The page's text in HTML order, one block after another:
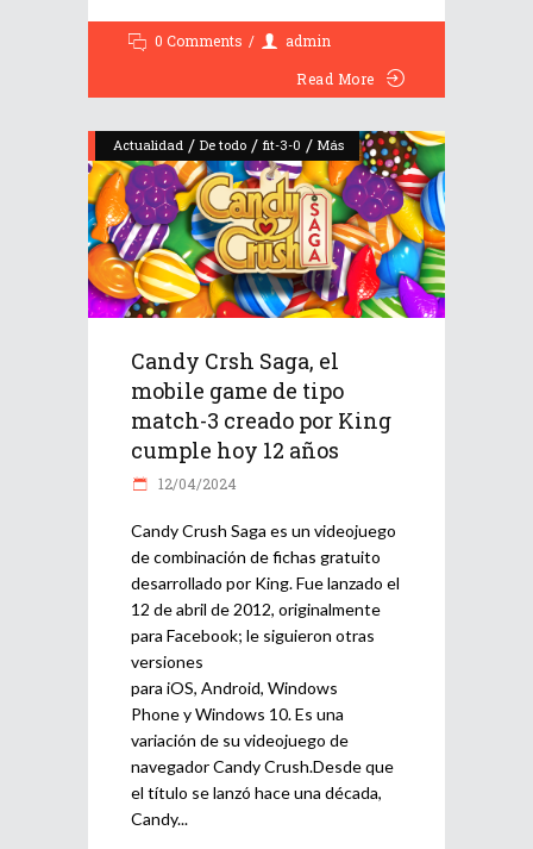
0 Comments
admin
Read More
Actualidad / De todo / fit-3-0 / Más
Candy Crsh Saga, el
mobile game de tipo
match-3 creado por King
cumple hoy 12 años
12/04/2024
Candy Crush Saga es un videojuego
de combinación de fichas gratuito
desarrollado por King. Fue lanzado el
12 de abril de 2012, originalmente
para Facebook; le siguieron otras
versiones
para iOS, Android, Windows
Phone y Windows 10. Es una
variación de su videojuego de
navegador Candy Crush. ​Desde que
el título se lanzó hace una década,
Candy